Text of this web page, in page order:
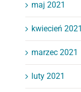
maj 2021
kwiecień 2021
marzec 2021
luty 2021